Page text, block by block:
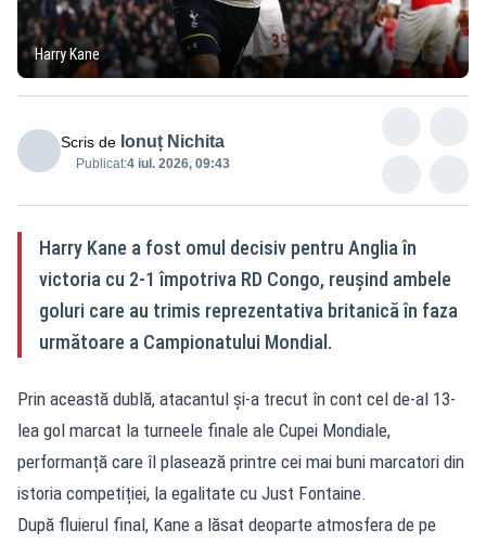
Harry Kane
Scris de Ionuț Nichita
Publicat:4 iul. 2026, 09:43
Harry Kane a fost omul decisiv pentru Anglia în
victoria cu 2-1 împotriva RD Congo, reușind ambele
goluri care au trimis reprezentativa britanică în faza
următoare a Campionatului Mondial.
Prin această dublă, atacantul și-a trecut în cont cel de-al 13-
lea gol marcat la turneele finale ale Cupei Mondiale,
performanță care îl plasează printre cei mai buni marcatori din
istoria competiției, la egalitate cu Just Fontaine.
După fluierul final, Kane a lăsat deoparte atmosfera de pe